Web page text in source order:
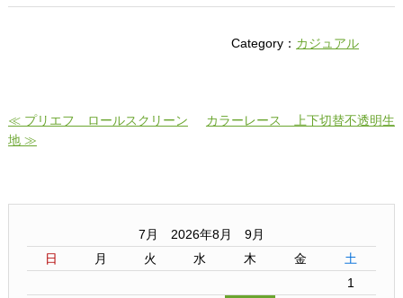
Category： カジュアル
≪ プリエフ ロールスクリーン
カラーレース 上下切替不透明生
地 ≫
7月 2026年8月 9月
日
月 火 水 木 金
土
1